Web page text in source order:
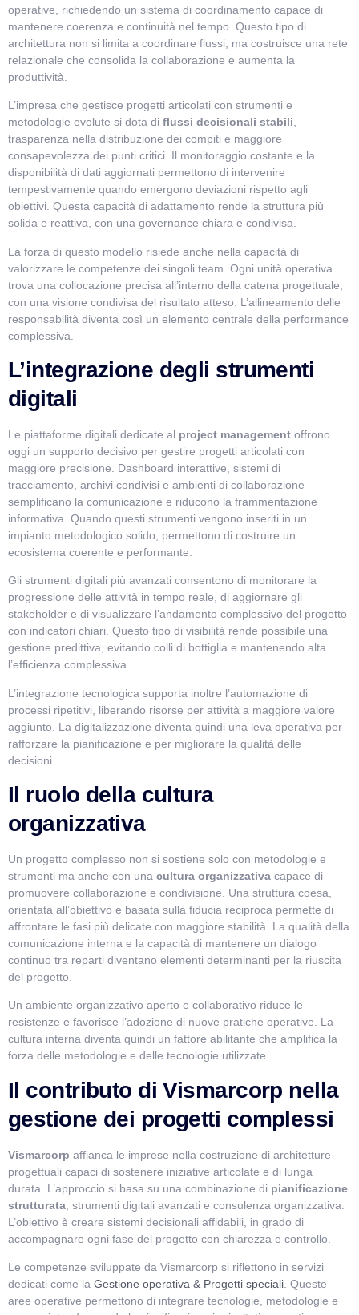
operative, richiedendo un sistema di coordinamento capace di
mantenere coerenza e continuità nel tempo. Questo tipo di
architettura non si limita a coordinare flussi, ma costruisce una rete
relazionale che consolida la collaborazione e aumenta la
produttività.
L’impresa che gestisce progetti articolati con strumenti e
metodologie evolute si dota di flussi decisionali stabili
trasparenza nella distribuzione dei compiti e maggiore
consapevolezza dei punti critici. Il monitoraggio costante e la
disponibilità di dati aggiornati permettono di intervenire
tempestivamente quando emergono deviazioni rispetto agli
obiettivi. Questa capacità di adattamento rende la struttura più
solida e reattiva, con una governance chiara e condivisa.
La forza di questo modello risiede anche nella capacità di
valorizzare le competenze dei singoli team. Ogni unità operativa
trova una collocazione precisa all’interno della catena progettuale,
con una visione condivisa del risultato atteso. L’allineamento delle
responsabilità diventa così un elemento centrale della performance
complessiva.
L’integrazione degli strumenti
digitali
Le piattaforme digitali dedicate al project management offrono
oggi un supporto decisivo per gestire progetti articolati con
maggiore precisione. Dashboard interattive, sistemi di
tracciamento, archivi condivisi e ambienti di collaborazione
semplificano la comunicazione e riducono la frammentazione
informativa. Quando questi strumenti vengono inseriti in un
impianto metodologico solido, permettono di costruire un
ecosistema coerente e performante.
Gli strumenti digitali più avanzati consentono di monitorare la
progressione delle attività in tempo reale, di aggiornare gli
stakeholder e di visualizzare l’andamento complessivo del progetto
con indicatori chiari. Questo tipo di visibilità rende possibile una
gestione predittiva, evitando colli di bottiglia e mantenendo alta
l’efficienza complessiva.
L’integrazione tecnologica supporta inoltre l’automazione di
processi ripetitivi, liberando risorse per attività a maggiore valore
aggiunto. La digitalizzazione diventa quindi una leva operativa per
rafforzare la pianificazione e per migliorare la qualità delle
decisioni.
Il ruolo della cultura
organizzativa
Un progetto complesso non si sostiene solo con metodologie e
strumenti ma anche con una cultura organizzativa capace di
promuovere collaborazione e condivisione. Una struttura coesa,
orientata all’obiettivo e basata sulla fiducia reciproca permette di
affrontare le fasi più delicate con maggiore stabilità. La qualità della
comunicazione interna e la capacità di mantenere un dialogo
continuo tra reparti diventano elementi determinanti per la riuscita
del progetto.
Un ambiente organizzativo aperto e collaborativo riduce le
resistenze e favorisce l’adozione di nuove pratiche operative. La
cultura interna diventa quindi un fattore abilitante che amplifica la
forza delle metodologie e delle tecnologie utilizzate.
Il contributo di Vismarcorp nella
gestione dei progetti complessi
Vismarcorp affianca le imprese nella costruzione di architetture
progettuali capaci di sostenere iniziative articolate e di lunga
durata. L’approccio si basa su una combinazione di pianificazione
strutturata , strumenti digitali avanzati e consulenza organizzativa.
L’obiettivo è creare sistemi decisionali affidabili, in grado di
accompagnare ogni fase del progetto con chiarezza e controllo.
Le competenze sviluppate da Vismarcorp si riflettono in servizi
dedicati come la Gestione operativa & Progetti speciali. Queste
aree operative permettono di integrare tecnologie, metodologie e